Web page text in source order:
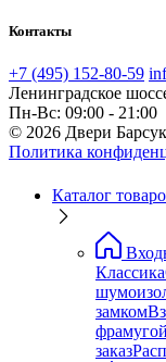
Контакты
+7 (495) 152-80-59
Ленинградское
Пн-Вс: 09:00 - 21:00
© 2026 Двери
Политика
Каталог
Классика
замком
фрамугой
заказ